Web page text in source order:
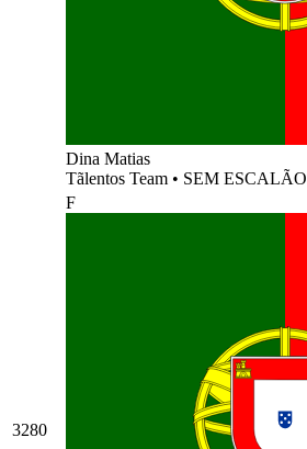
Dina Matias
Tãlentos Team • SEM ESCALÃO
3280
F